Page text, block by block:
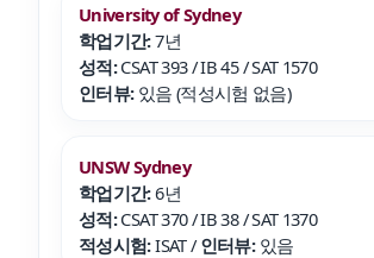
University of Sydney
학업기간:7년
성적:CSAT 393 / IB 45 / SAT 1570
인터뷰:있음 (적성시험 없음)
UNSW Sydney
학업기간:6년
성적:CSAT 370 / IB 38 / SAT 1370
적성시험:ISAT /인터뷰:있음